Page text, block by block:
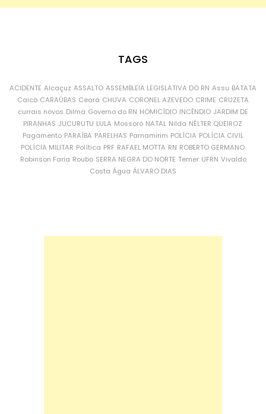
TAGS
ACIDENTE Alcaçuz ASSALTO ASSEMBLEIA LEGISLATIVA DO RN Assu BATATA
Caicó CARAÚBAS Ceará CHUVA CORONEL AZEVEDO CRIME CRUZETA
currais novos Dilma Governo do RN HOMICÍDIO INCÊNDIO JARDIM DE
PIRANHAS JUCURUTU LULA Mossoró NATAL Nilda NÉLTER QUEIROZ
Pagamento PARAÍBA PARELHAS Parnamirim POLÍCIA POLÍCIA CIVIL
POLÍCIA MILITAR Política PRF RAFAEL MOTTA RN ROBERTO GERMANO
Robinson Faria Roubo SERRA NEGRA DO NORTE Temer UFRN Vivaldo
Costa Água ÁLVARO DIAS